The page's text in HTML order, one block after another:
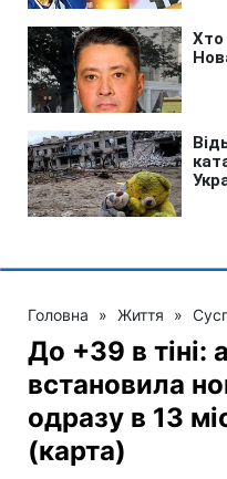
Головна » Життя »
До +39 в тіні:
встановила
одразу в 13
(карта)